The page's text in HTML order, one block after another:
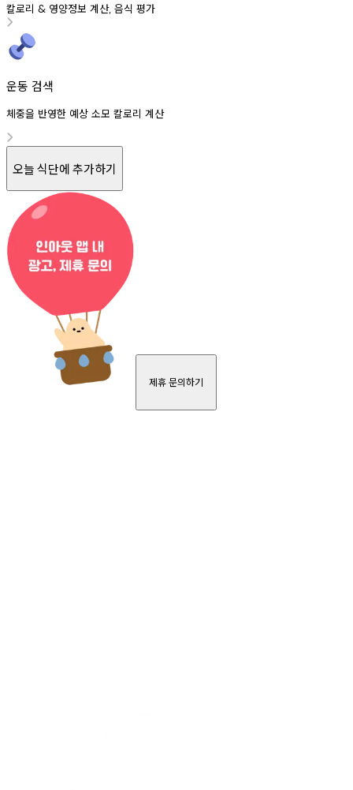
칼로리 & 영양정보 계산, 음식 평가
운동 검색
체중을 반영한 예상 소모 칼로리 계산
오늘 식단에 추가하기
제휴 문의하기